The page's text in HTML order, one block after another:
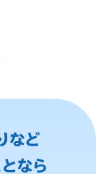
など
なら